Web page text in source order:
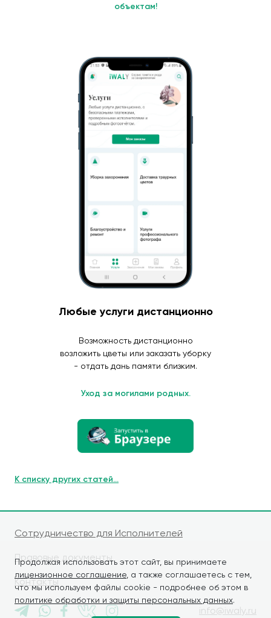
Продолжая использовать этот сайт, вы принимаете
лицензионное соглашение , а также соглашаетесь с тем,
что мы используем файлы cookie - подробнее об этом в
политике обработки и защиты персональных данных.
объектам!
Любые услуги дистанционно
Возможность дистанционно
возложить цветы или заказать уборку
- отдать дань памяти близким.
Уход за могилами родных.
К списку других статей...
Сотрудничество для Исполнителей
Правовые документы
Контакты
info@iwaly.ru